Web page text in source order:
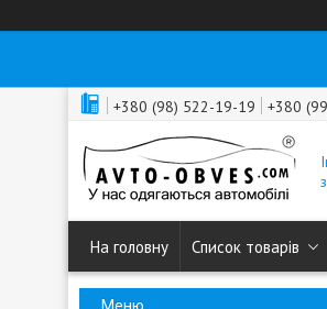
+380 (98) 522-19-19 +380
На головну Список товарів